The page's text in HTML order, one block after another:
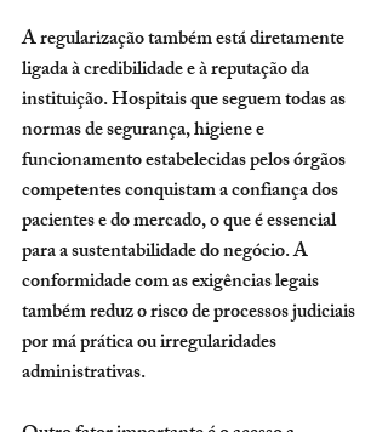
A regularização também está diretamente
ligada à credibilidade e à reputação da
instituição. Hospitais que seguem todas as
normas de segurança, higiene e
funcionamento estabelecidas pelos órgãos
competentes conquistam a confiança dos
pacientes e do mercado, o que é essencial
para a sustentabilidade do negócio. A
conformidade com as exigências legais
também reduz o risco de processos judiciais
por má prática ou irregularidades
administrativas.